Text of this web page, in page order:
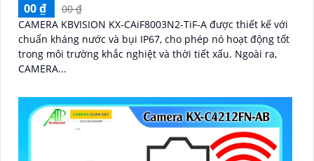
00 ₫
00 ₫
CAMERA KBVISION KX-CAiF8003N2-TiF-A được thiết kế với
chuẩn kháng nước và bụi IP67, cho phép nó hoạt động tốt
trong môi trường khắc nghiệt và thời tiết xấu. Ngoài ra,
CAMERA...